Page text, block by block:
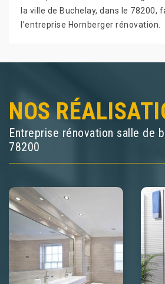
la ville de Buchelay, dans le 78200,
l’entreprise Hornberger rénovation.
NOS
Entreprise rénovation salle de
78200